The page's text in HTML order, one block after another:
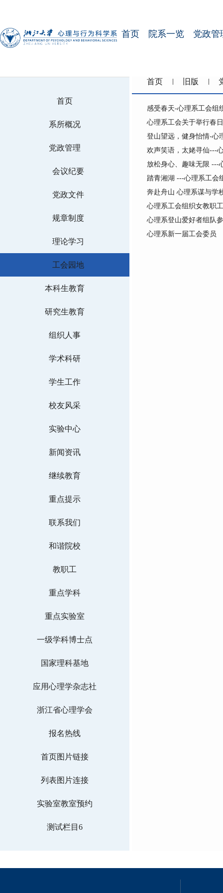
首页 院系一览 党政管
首页
系所概况
党政管理
会议纪要
党政文件
规章制度
理论学习
工会园地
本科生教育
研究生教育
组织人事
学术科研
学生工作
校友风采
实验中心
新闻资讯
继续教育
重点提示
联系我们
和谐院校
教职工
重点学科
重点实验室
一级学科博士点
国家理科基地
应用心理学杂志社
浙江省心理学会
报名热线
首页图片链接
列表图片连接
实验室教室预约
测试栏目6
首页 旧版
感受春天-心理系工会组
心理系工会关于举行春
登山望远，健身怡情-心
欢声笑语，太姥寻仙---
放松身心、趣味无限 ---
踏青湘湖 ---心理系工会
奔赴舟山 心理系谋与学
心理系工会组织女教职
心理系登山爱好者组队
心理系新一届工会委员